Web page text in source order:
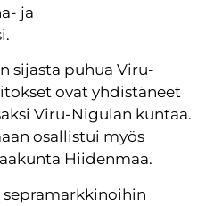
ja
sijasta puhua Viru-
ovat yhdistäneet
Viru-Nigulan kuntaa.
osallistui myös
Hiidenmaa.
sepramarkkinoihin